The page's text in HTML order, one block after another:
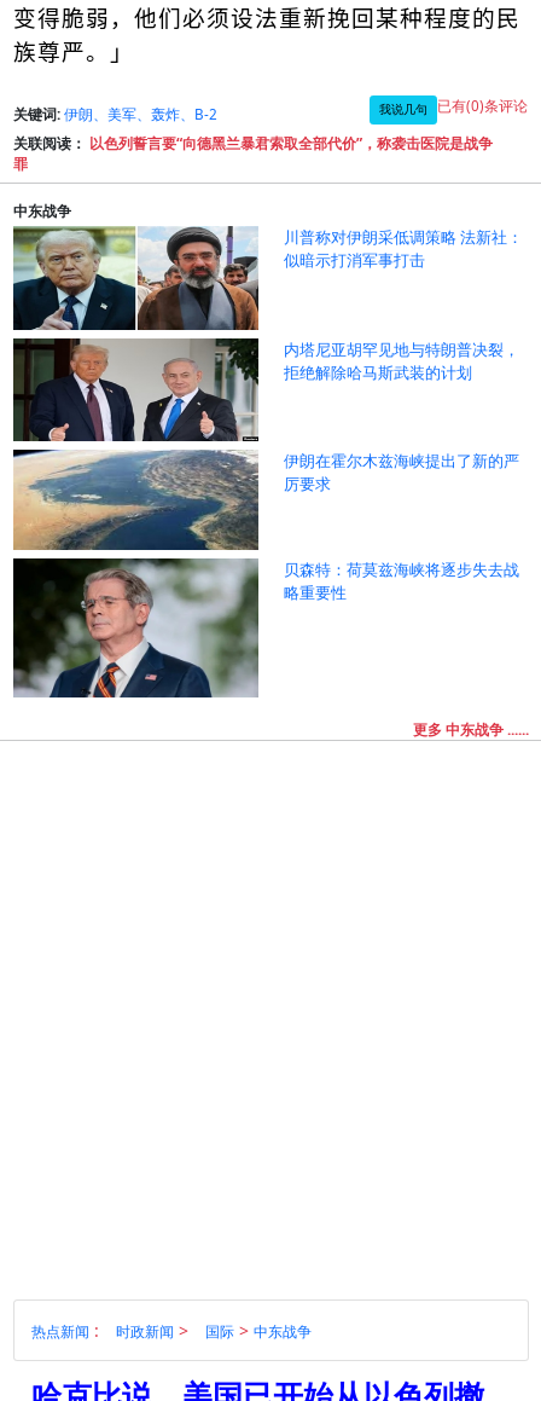
变得脆弱，他们必须设法重新挽回某种程度的民
族尊严。」
关键词: 伊朗、美军、轰炸、B-2 我说几句 已有(0)条评论
关联阅读： 以色列誓言要“向德黑兰暴君索取全部代价”，称袭击医院是战争
罪
中东战争
川普称对伊朗采低调策略 法新社：
似暗示打消军事打击
内塔尼亚胡罕见地与特朗普决裂，
拒绝解除哈马斯武装的计划
伊朗在霍尔木兹海峡提出了新的严
厉要求
贝森特：荷莫兹海峡将逐步失去战
略重要性
更多 中东战争 ......
热点新闻 : 时政新闻 > 国际 > 中东战争